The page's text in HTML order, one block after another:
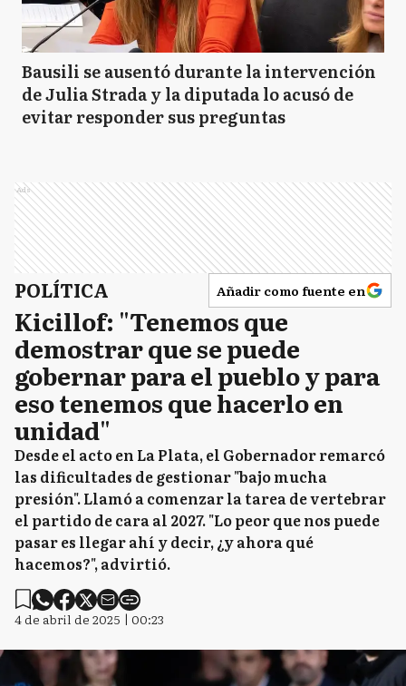
Bausili se ausentó durante la intervención
de Julia Strada y la diputada lo acusó de
evitar responder sus preguntas
Ads
POLÍTICA Añadir como fuente en
Kicillof: "Tenemos que
demostrar que se puede
gobernar para el pueblo y para
eso tenemos que hacerlo en
unidad"
Desde el acto en La Plata, el Gobernador remarcó
las dificultades de gestionar "bajo mucha
presión". Llamó a comenzar la tarea de vertebrar
el partido de cara al 2027. "Lo peor que nos puede
pasar es llegar ahí y decir, ¿y ahora qué
hacemos?", advirtió.
4 de abril de 2025 | 00:23